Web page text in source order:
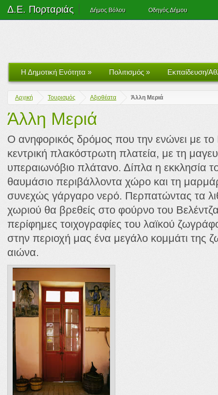
Δ.Ε. Πορταριάς Δήμος Βόλου Οδηγός Δήμου
Η Δημοτική Ενότητα » Πολιτισμός » Εκπαίδευση/
Αρχική Τουρισμός Αξιοθέατα Άλλη Μεριά
Άλλη Μεριά
Ο ανηφορικός δρόμος που την ενώνει με το
κεντρική πλακόστρωτη πλατεία, με τη
υπεραιωνόβιο πλάτανο. Δίπλα η εκκλησία
θαυμάσιο περιβάλλοντα χώρο και τη
συνεχώς γάργαρο νερό. Περπατώντας τα
χωριού θα βρεθείς στο φούρνο του
περίφημες τοιχογραφίες του λαϊκού
στην περιοχή μας ένα μεγάλο κομμάτι της
αιώνα.